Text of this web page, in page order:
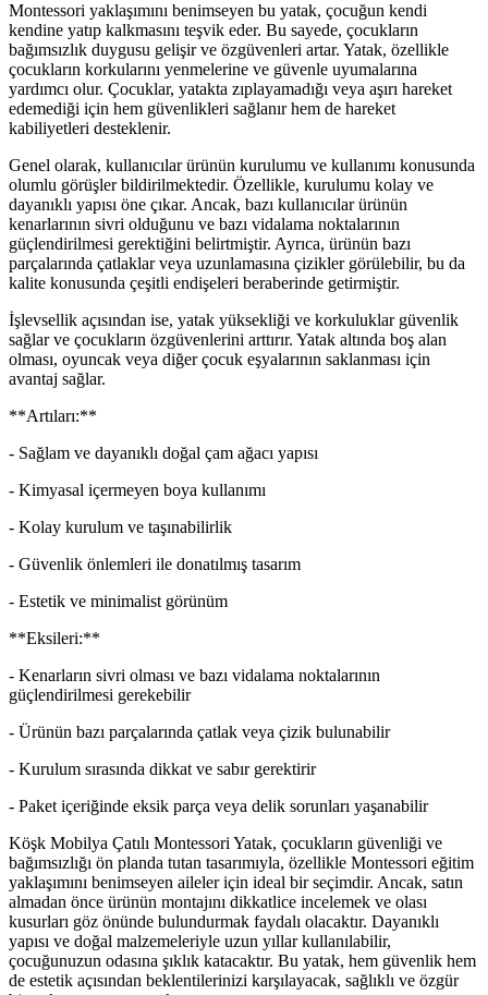
Montessori yaklaşımını benimseyen bu yatak, çocuğun kendi
kendine yatıp kalkmasını teşvik eder. Bu sayede, çocukların
bağımsızlık duygusu gelişir ve özgüvenleri artar. Yatak, özellikle
çocukların korkularını yenmelerine ve güvenle uyumalarına
yardımcı olur. Çocuklar, yatakta zıplayamadığı veya aşırı hareket
edemediği için hem güvenlikleri sağlanır hem de hareket
kabiliyetleri desteklenir.
Genel olarak, kullanıcılar ürünün kurulumu ve kullanımı konusunda
olumlu görüşler bildirilmektedir. Özellikle, kurulumu kolay ve
dayanıklı yapısı öne çıkar. Ancak, bazı kullanıcılar ürünün
kenarlarının sivri olduğunu ve bazı vidalama noktalarının
güçlendirilmesi gerektiğini belirtmiştir. Ayrıca, ürünün bazı
parçalarında çatlaklar veya uzunlamasına çizikler görülebilir, bu da
kalite konusunda çeşitli endişeleri beraberinde getirmiştir.
İşlevsellik açısından ise, yatak yüksekliği ve korkuluklar güvenlik
sağlar ve çocukların özgüvenlerini arttırır. Yatak altında boş alan
olması, oyuncak veya diğer çocuk eşyalarının saklanması için
avantaj sağlar.
**Artıları:**
- Sağlam ve dayanıklı doğal çam ağacı yapısı
- Kimyasal içermeyen boya kullanımı
- Kolay kurulum ve taşınabilirlik
- Güvenlik önlemleri ile donatılmış tasarım
- Estetik ve minimalist görünüm
**Eksileri:**
- Kenarların sivri olması ve bazı vidalama noktalarının
güçlendirilmesi gerekebilir
- Ürünün bazı parçalarında çatlak veya çizik bulunabilir
- Kurulum sırasında dikkat ve sabır gerektirir
- Paket içeriğinde eksik parça veya delik sorunları yaşanabilir
Köşk Mobilya Çatılı Montessori Yatak, çocukların güvenliği ve
bağımsızlığı ön planda tutan tasarımıyla, özellikle Montessori eğitim
yaklaşımını benimseyen aileler için ideal bir seçimdir. Ancak, satın
almadan önce ürünün montajını dikkatlice incelemek ve olası
kusurları göz önünde bulundurmak faydalı olacaktır. Dayanıklı
yapısı ve doğal malzemeleriyle uzun yıllar kullanılabilir,
çocuğunuzun odasına şıklık katacaktır. Bu yatak, hem güvenlik hem
de estetik açısından beklentilerinizi karşılayacak, sağlıklı ve özgür